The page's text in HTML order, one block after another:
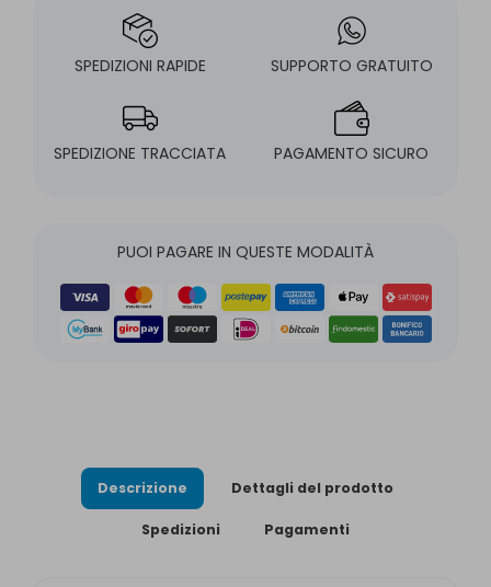
SPEDIZIONI RAPIDE SUPPORTO GRATUITO
SPEDIZIONE TRACCIATA PAGAMENTO SICURO
PUOI PAGARE IN QUESTE MODALITÀ
Descrizione Dettagli del prodotto
Spedizioni Pagamenti